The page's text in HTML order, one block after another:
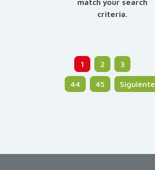
match your search
criteria.
1 2 3
44 45 Siguiente